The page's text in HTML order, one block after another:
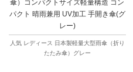
傘）コンパクトサイズ軽量構造 コン
パクト 晴雨兼用 UV加工 手開き傘(グ
レー)
人気 レディース 日本製軽量大型雨傘（折り
たたみ傘）グレー